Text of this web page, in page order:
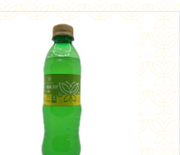
جنيه
أضف للسلة